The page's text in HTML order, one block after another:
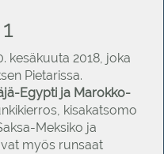
kesäkuuta 2018, joka
Pietarissa.
Egypti ja Marokko-
kisakatsomo
Meksiko ja
myös runsaat